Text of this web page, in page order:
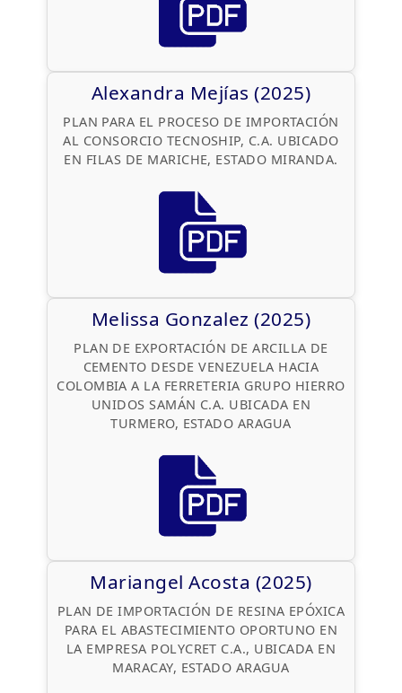
Alexandra Mejías (2025)
PLAN PARA EL PROCESO DE IMPORTACIÓN
AL CONSORCIO TECNOSHIP, C.A. UBICADO
EN FILAS DE MARICHE, ESTADO MIRANDA.
Melissa Gonzalez (2025)
PLAN DE EXPORTACIÓN DE ARCILLA DE
CEMENTO DESDE VENEZUELA HACIA
COLOMBIA A LA FERRETERIA GRUPO HIERRO
UNIDOS SAMÁN C.A. UBICADA EN
TURMERO, ESTADO ARAGUA
Mariangel Acosta (2025)
PLAN DE IMPORTACIÓN DE RESINA EPÓXICA
PARA EL ABASTECIMIENTO OPORTUNO EN
LA EMPRESA POLYCRET C.A., UBICADA EN
MARACAY, ESTADO ARAGUA